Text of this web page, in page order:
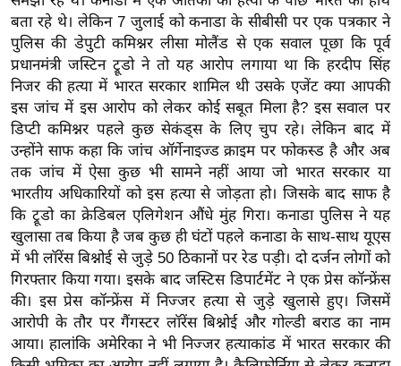
ष
ज्ञ
रा
य
ब
ज
ट
खे
ल
क्रि
के
ट
I
P
बता रहे थे। लेकिन 7 जुलाई को कनाडा के सीबीसी पर एक पत्रकार ने
पुलिस की डेपुटी कमिश्नर लीसा मोलैंड से एक सवाल पूछा कि पूर्व
प्रधानमंत्री जस्टिन ट्रूडो ने तो यह आरोप लगाया था कि हरदीप सिंह
निजर की हत्या में भारत सरकार शामिल थी उसके एजेंट क्या आपकी
इस जांच में इस आरोप को लेकर कोई सबूत मिला है? इस सवाल पर
डिप्टी कमिश्नर पहले कुछ सेकंड्स के लिए चुप रहे। लेकिन बाद में
उन्होंने साफ कहा कि जांच ऑर्गेनाइज्ड क्राइम पर फोकस्ड है और अब
तक जांच में ऐसा कुछ भी सामने नहीं आया जो भारत सरकार या
भारतीय अधिकारियों को इस हत्या से जोड़ता हो। जिसके बाद साफ है
कि ट्रूडो का क्रेडिबल एलिगेशन औंधे मुंह गिरा। कनाडा पुलिस ने यह
खुलासा तब किया है जब कुछ ही घंटों पहले कनाडा के साथ-साथ यूएस
में भी लॉरेंस बिश्नोई से जुड़े 50 ठिकानों पर रेड पड़ी। दो दर्जन लोगों को
गिरफ्तार किया गया। इसके बाद जस्टिस डिपार्टमेंट ने एक प्रेस कॉन्फ्रेंस
की। इस प्रेस कॉन्फ्रेंस में निज्जर हत्या से जुड़े खुलासे हुए। जिसमें
आरोपी के तौर पर गैंगस्टर लॉरेंस बिश्नोई और गोल्डी बराड का नाम
आया। हालांकि अमेरिका ने भी निज्जर हत्याकांड में भारत सरकार की